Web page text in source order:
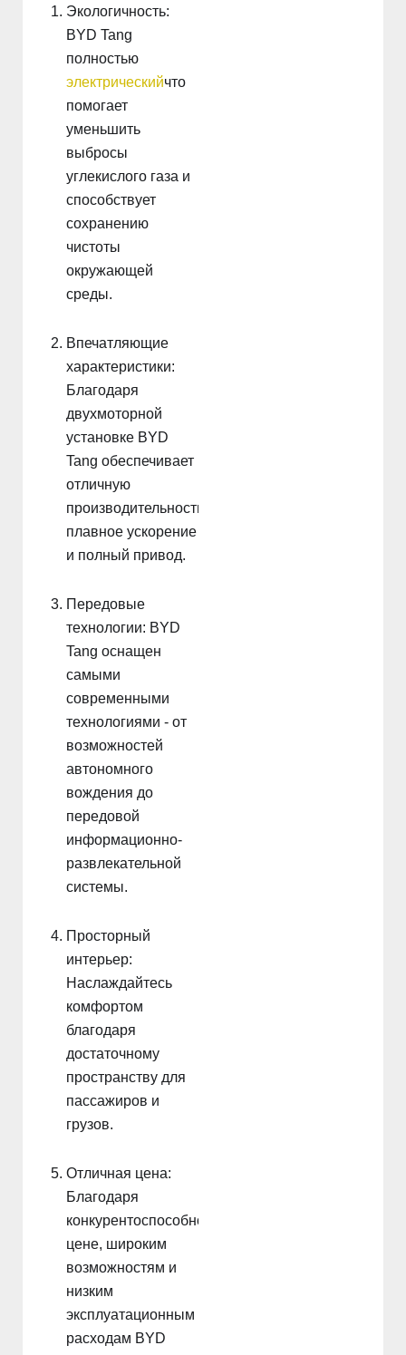
Экологичность:
BYD Tang
полностью
электрическийчто
помогает
уменьшить
выбросы
углекислого газа и
способствует
сохранению
чистоты
окружающей
среды.
Впечатляющие
характеристики:
Благодаря
двухмоторной
установке BYD
Tang обеспечивает
отличную
производительность,
плавное ускорение
и полный привод.
Передовые
технологии: BYD
Tang оснащен
самыми
современными
технологиями - от
возможностей
автономного
вождения до
передовой
информационно-
развлекательной
системы.
Просторный
интерьер:
Наслаждайтесь
комфортом
благодаря
достаточному
пространству для
пассажиров и
грузов.
Отличная цена:
Благодаря
конкурентоспособной
цене, широким
возможностям и
низким
эксплуатационным
расходам BYD